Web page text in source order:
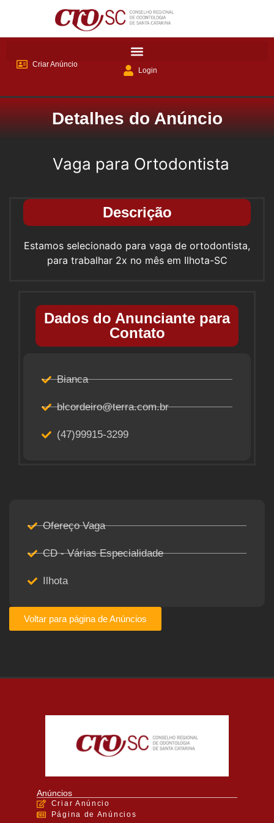
Criar Anúncio
Login
Detalhes do Anúncio
Vaga para Ortodontista
Descrição
Estamos selecionado para vaga de ortodontista,
para trabalhar 2x no mês em Ilhota-SC
Dados do Anunciante para
Contato
Bianca
blcordeiro@terra.com.br
(47)99915-3299
Ofereço Vaga
CD - Várias Especialidade
Ilhota
Voltar para página de Anúncios
Anúncios
Criar Anúncio
Página de Anúncios